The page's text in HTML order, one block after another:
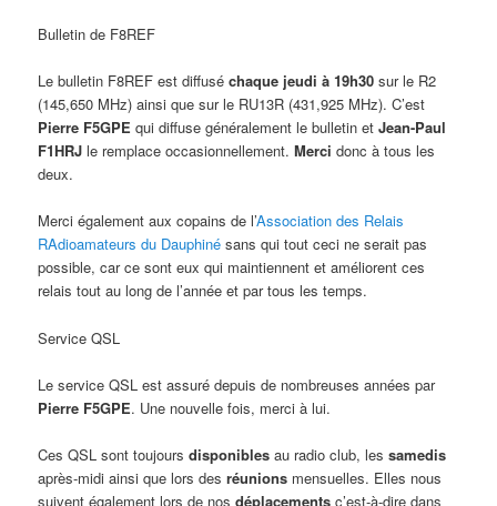
Bulletin de F8REF
Le bulletin F8REF est diffuséchaque jeudi à 19h30sur le R2
(145,650 MHz) ainsi que sur le RU13R (431,925 MHz). C’est
Pierre F5GPE qui diffuse généralement le bulletin etJean-Paul
F1HRJ le remplace occasionnellement.Merci donc à tous les
deux.
Merci également aux copains de l’Association des Relais
RAdioamateurs du Dauphiné sans qui tout ceci ne serait pas
possible, car ce sont eux qui maintiennent et améliorent ces
relais tout au long de l’année et par tous les temps.
Service QSL
Le service QSL est assuré depuis de nombreuses années par
Pierre F5GPE. Une nouvelle fois, merci à lui.
Ces QSL sont toujoursdisponibles au radio club, lessamedis
après-midi ainsi que lors desréunions mensuelles. Elles nous
suivent également lors de nosdéplacements c’est-à-dire dans